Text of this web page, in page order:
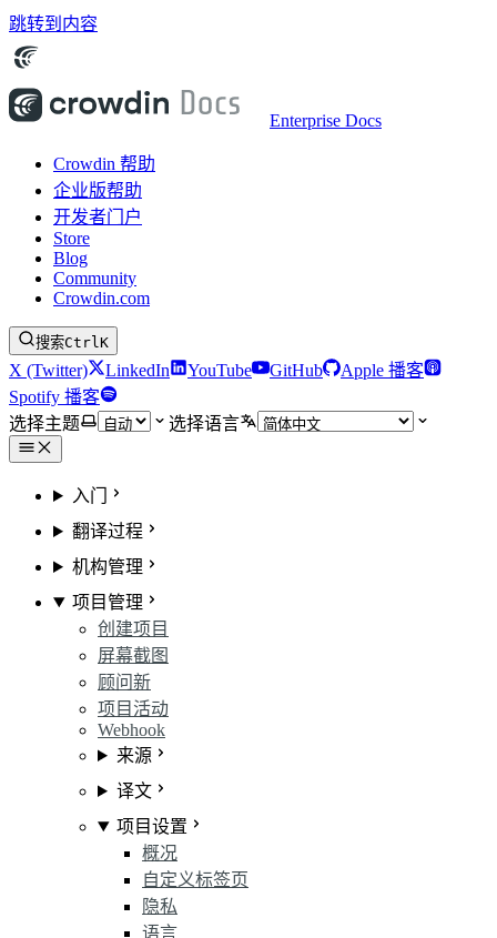
跳转到内容
Enterprise Docs
Crowdin 帮助
企业版帮助
开发者门户
Store
Blog
Community
Crowdin.com
搜索CtrlK
X (Twitter) LinkedIn YouTube GitHub
Apple 播客
Spotify 播客
选择主题
选择语言
入门
翻译过程
机构管理
项目管理
创建项目
屏幕截图
顾问新
项目活动
Webhook
来源
译文
项目设置
概况
自定义标签页
隐私
语言